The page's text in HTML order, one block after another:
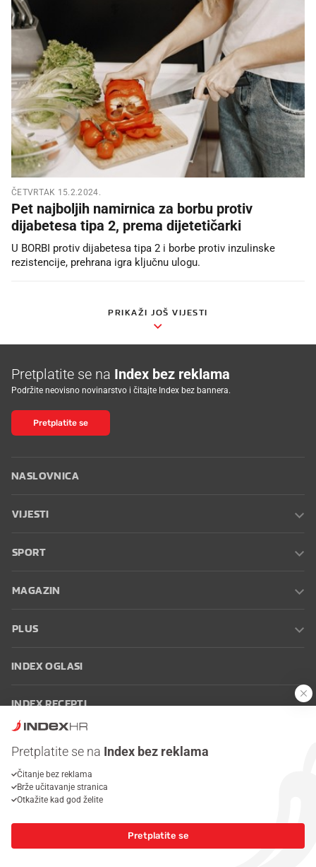
ČETVRTAK 15.2.2024.
Pet najboljih namirnica za borbu protiv
dijabetesa tipa 2, prema dijetetičarki
U BORBI protiv dijabetesa tipa 2 i borbe protiv inzulinske
rezistencije, prehrana igra ključnu ulogu.
PRIKAŽI JOŠ VIJESTI
Pretplatite se na Index bez reklama
Podržite neovisno novinarstvo i čitajte Index bez bannera.
Pretplatite se
NASLOVNICA
VIJESTI
SPORT
MAGAZIN
PLUS
INDEX OGLASI
INDEX RECEPTI
Oglašavanje Zaposli se na Indexu
korištenja
Postavke kolačića
© 2026 Index
Pretplatite se na Index bez reklama
Čitanje bez reklama
Brže učitavanje stranica
Otkažite kad god želite
Pretplatite se